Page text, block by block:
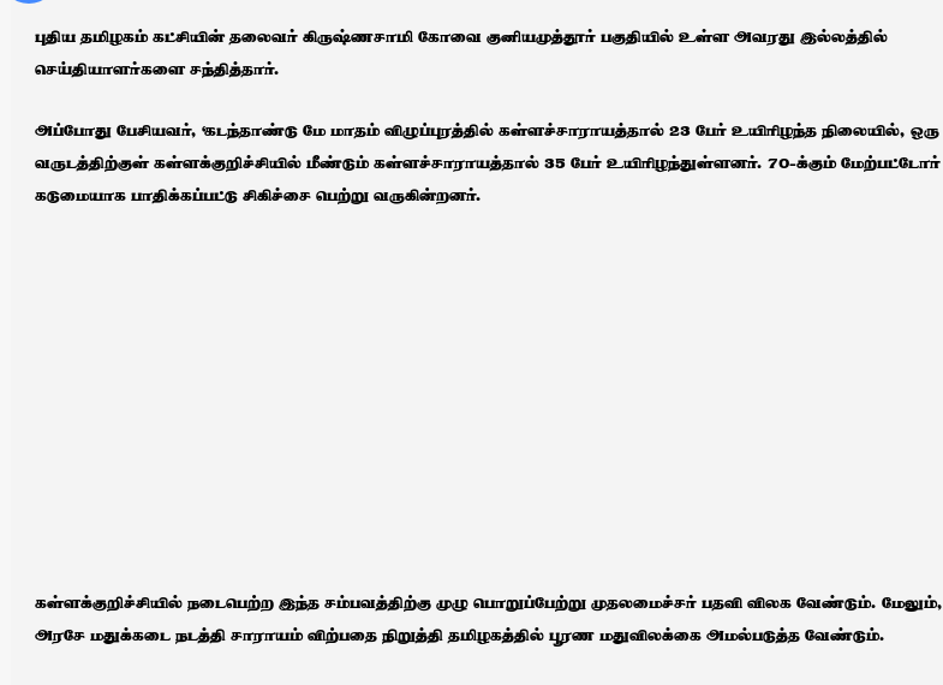
புதிய தமிழகம் கட்சியின் தலைவர் கிருஷ்ணசாமி கோவை குனியமுத்தூர் பகுதியில் உள்ள அவரது இல்லத்தில்
செய்தியாளர்களை சந்தித்தார்.
அப்போது பேசியவர், ‘கடந்தாண்டு மே மாதம் விழுப்புரத்தில் கள்ளச்சாராயத்தால் 23 பேர் உயிரிழந்த நிலையில், ஒரு
வருடத்திற்குள் கள்ளக்குறிச்சியில் மீண்டும் கள்ளச்சாராயத்தால் 35 பேர் உயிரிழந்துள்ளனர். 70-க்கும் மேற்பட்டோர்
கடுமையாக பாதிக்கப்பட்டு சிகிச்சை பெற்று வருகின்றனர்.
கள்ளக்குறிச்சியில் நடைபெற்ற இந்த சம்பவத்திற்கு முழு பொறுப்பேற்று முதலமைச்சர் பதவி விலக வேண்டும். மேலும்,
அரசே மதுக்கடை நடத்தி சாராயம் விற்பதை நிறுத்தி தமிழகத்தில் பூரண மதுவிலக்கை அமல்படுத்த வேண்டும்.